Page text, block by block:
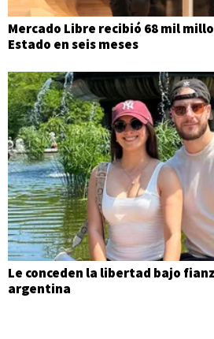
Mercado Libre recibió 68 mil
Estado en seis meses
Le conceden la libertad bajo
argentina